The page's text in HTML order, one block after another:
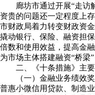
廊坊市通过开展“走访
资贵的问题还一定程度上
市财政局着力转变财政资
撬动银行、保险、融资担
倍数和使用效益，提高金
为市场主体搭建融资“桥梁
二、《十条措施》主
（一）金融业务绩效
普惠小微信用贷款、制造